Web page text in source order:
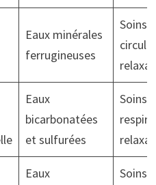
Eaux minérales
ferrugineuses
Soins
Eaux
bicarbonatées
et sulfurées
Soins
Eaux
Soins